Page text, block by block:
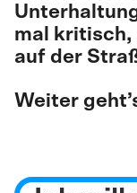
mal kritisch,
auf der
Weiter